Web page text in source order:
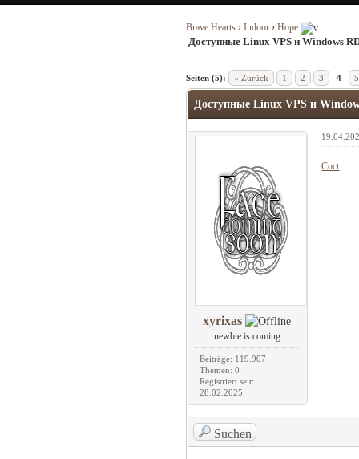
Brave Hearts › Indoor › Hope
Доступные Linux VPS и Windows
Seiten (5): « Zurück 1 2 3 4 5
Доступные Linux VPS и
xyrixas
newbie is coming
Beiträge: 119.907
Themen: 0
Registriert seit:
28.02.2025
Coct
Suchen